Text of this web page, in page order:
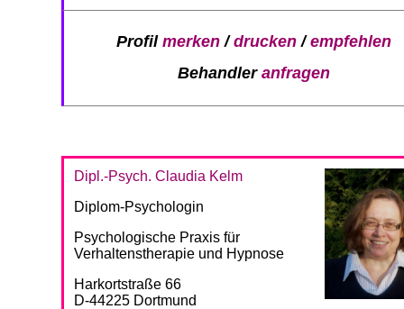
Profil merken/drucken/empfehlen
Behandler anfragen
Dipl.-Psych. Claudia Kelm
Diplom-Psychologin
Psychologische Praxis für
Verhaltenstherapie und Hypnose
Harkortstraße 66
D-44225 Dortmund